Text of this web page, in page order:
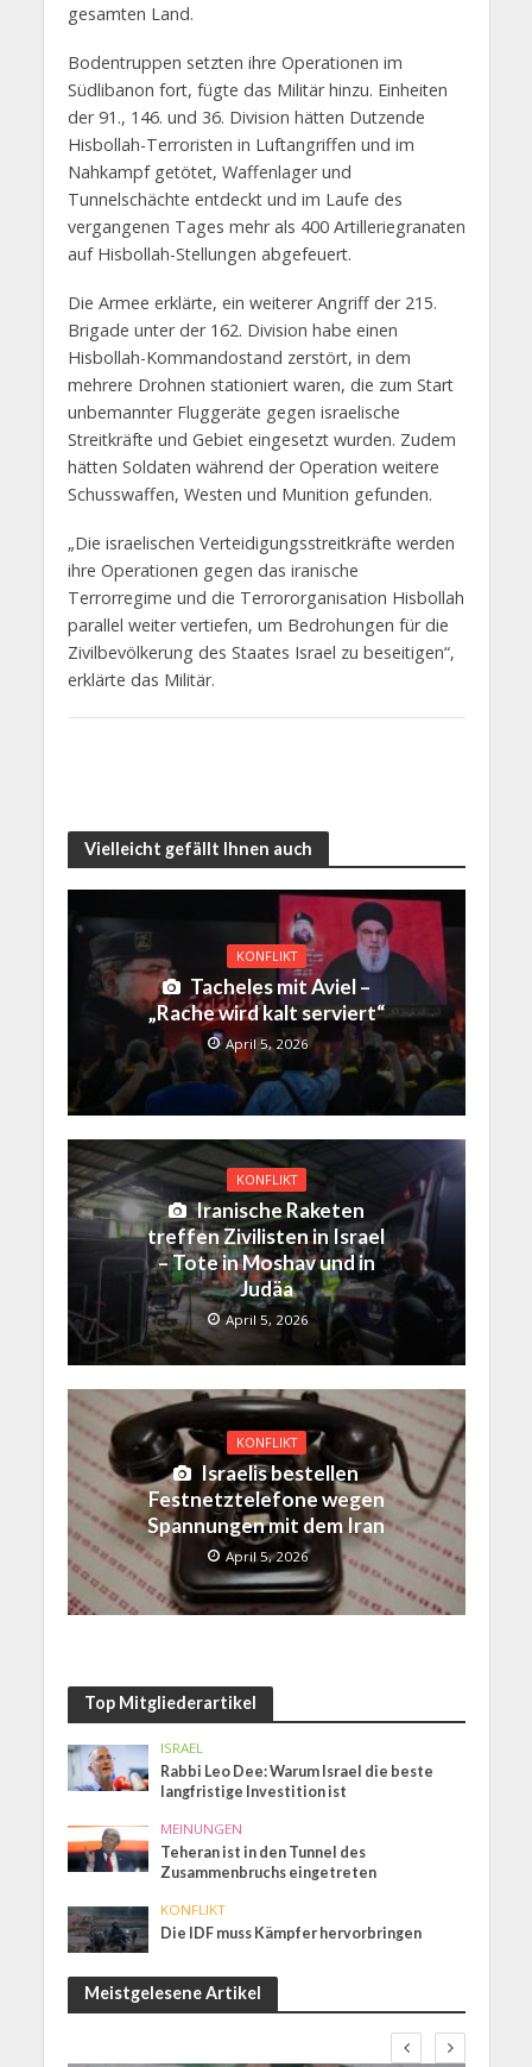
gesamten Land.
Bodentruppen setzten ihre Operationen im
Südlibanon fort, fügte das Militär hinzu. Einheiten
der 91., 146. und 36. Division hätten Dutzende
Hisbollah-Terroristen in Luftangriffen und im
Nahkampf getötet, Waffenlager und
Tunnelschächte entdeckt und im Laufe des
vergangenen Tages mehr als 400 Artilleriegranaten
auf Hisbollah-Stellungen abgefeuert.
Die Armee erklärte, ein weiterer Angriff der 215.
Brigade unter der 162. Division habe einen
Hisbollah-Kommandostand zerstört, in dem
mehrere Drohnen stationiert waren, die zum Start
unbemannter Fluggeräte gegen israelische
Streitkräfte und Gebiet eingesetzt wurden. Zudem
hätten Soldaten während der Operation weitere
Schusswaffen, Westen und Munition gefunden.
„Die israelischen Verteidigungsstreitkräfte werden
ihre Operationen gegen das iranische
Terrorregime und die Terrororganisation Hisbollah
parallel weiter vertiefen, um Bedrohungen für die
Zivilbevölkerung des Staates Israel zu beseitigen“,
erklärte das Militär.
Vielleicht gefällt Ihnen auch
KONFLIKT
Tacheles mit Aviel –
„Rache wird kalt serviert“
April 5, 2026
KONFLIKT
Iranische Raketen
treffen Zivilisten in Israel
– Tote in Moshav und in
Judäa
April 5, 2026
KONFLIKT
Israelis bestellen
Festnetztelefone wegen
Spannungen mit dem Iran
April 5, 2026
Top Mitgliederartikel
ISRAEL
Rabbi Leo Dee: Warum Israel die beste
langfristige Investition ist
MEINUNGEN
Teheran ist in den Tunnel des
Zusammenbruchs eingetreten
KONFLIKT
Die IDF muss Kämpfer hervorbringen
Meistgelesene Artikel